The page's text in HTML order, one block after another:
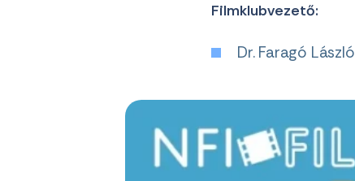
Filmklubvezető:
Dr. Faragó László